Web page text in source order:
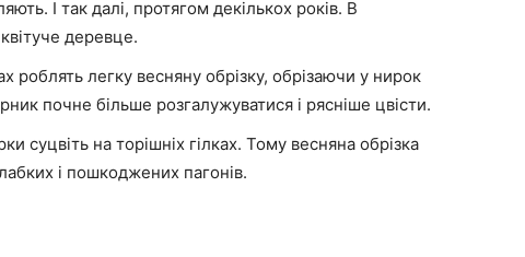
І так далі, протягом декількох років. В
деревце.
роблять легку весняну обрізку, обрізаючи у нирок
почне більше розгалужуватися і рясніше цвісти.
суцвіть на торішніх гілках. Тому весняна обрізка
і пошкоджених пагонів.